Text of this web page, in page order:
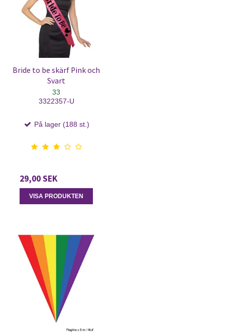
Bride to be skärf Pink och
Svart
33
3322357-U
På lager (188 st.)
29,00 SEK
VISA PRODUKTEN